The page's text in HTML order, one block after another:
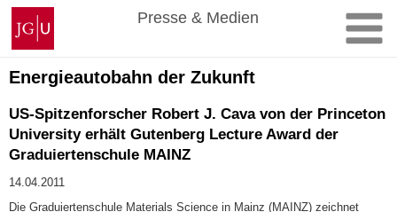
Zum
Inhalt
springen
Johannes
Gutenberg-
Universität
Mainz
Presse & Medien
Energieautobahn der Zukunft
US-Spitzenforscher Robert J. Cava von der Princeton
University erhält Gutenberg Lecture Award der
Graduiertenschule MAINZ
14.04.2011
Die Graduiertenschule Materials Science in Mainz (MAINZ) zeichnet